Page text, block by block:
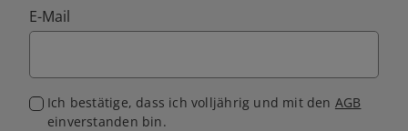
E-Mail
Ich bestätige, dass ich volljährig und mit den AGB
einverstanden bin.